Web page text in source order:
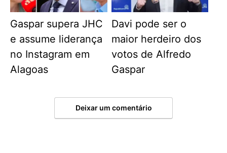
Gaspar supera JHC
e assume liderança
no Instagram em
Alagoas
Davi pode ser o
maior herdeiro dos
votos de Alfredo
Gaspar
Deixar um comentário